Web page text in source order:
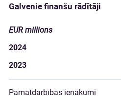
Galvenie finanšu rādītāji
EUR millions
2024
2023
Pamatdarbības ienākumi